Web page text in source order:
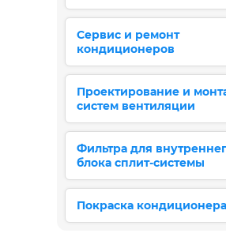
Сервис и ремонт
кондиционеров
Проектирование и
систем вентиляции
Фильтра для
блока сплит-системы
Покраска кондиционера